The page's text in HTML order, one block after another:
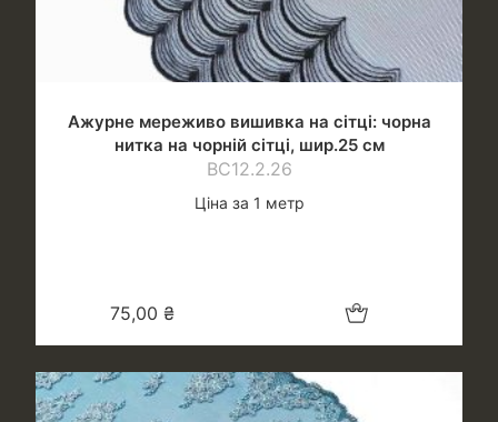
Ажурне мереживо вишивка на сітці: чорна
нитка на чорній сітці, шир.25 см
ВС12.2.26
Ціна за 1 метр
75,00 ₴ Додати в кошик